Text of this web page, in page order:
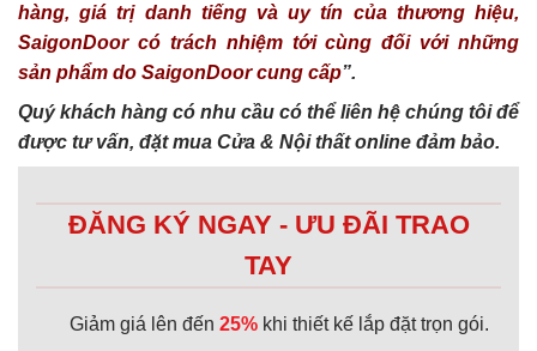
hàng, giá trị danh tiếng và uy tín của thương hiệu,
SaigonDoor có trách nhiệm tới cùng đối với những
sản phẩm do SaigonDoor cung cấp”.
Quý khách hàng có nhu cầu có thể liên hệ chúng tôi để
được tư vấn, đặt mua Cửa & Nội thất online đảm bảo.
ĐĂNG KÝ NGAY - ƯU ĐÃI TRAO
TAY
Giảm giá lên đến 25% khi thiết kế lắp đặt trọn gói.